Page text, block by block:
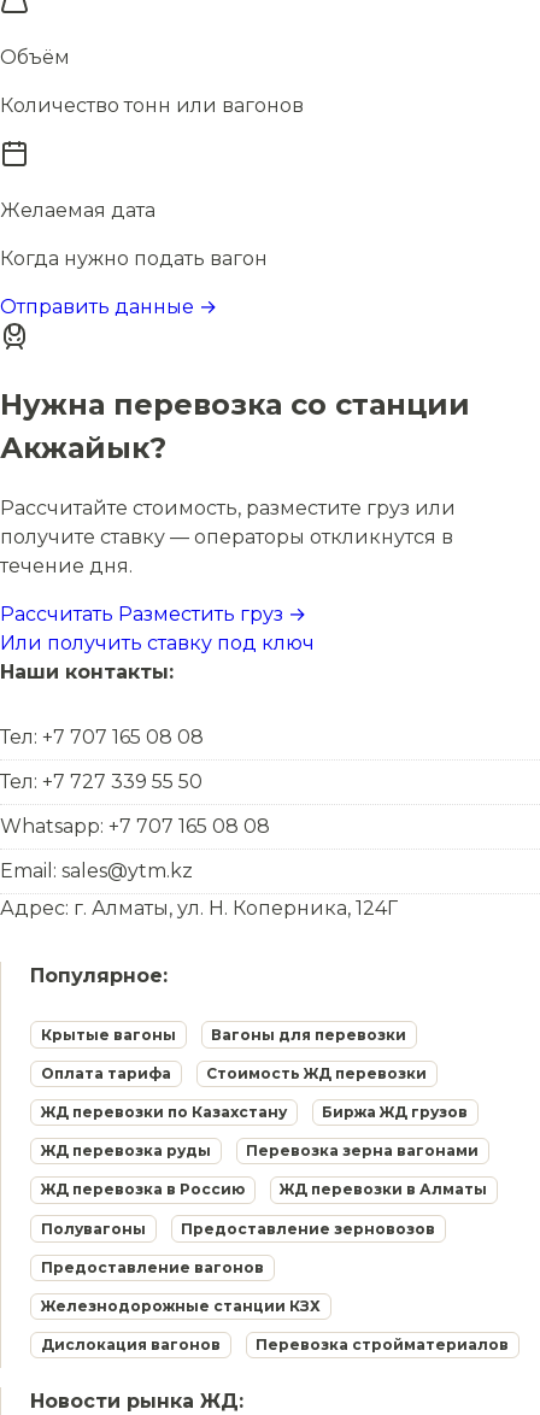
Объём
Количество тонн или вагонов
Желаемая дата
Когда нужно подать вагон
Отправить данные →
Нужна перевозка со станции
Акжайык?
Рассчитайте стоимость, разместите груз или
получите ставку — операторы откликнутся в
течение дня.
Рассчитать Разместить груз →
Или получить ставку под ключ
Наши контакты:
Тел: +7 707 165 08 08
Тел: +7 727 339 55 50
Whatsapp: +7 707 165 08 08
Email: sales@ytm.kz
Адрес: г. Алматы, ул. Н. Коперника, 124Г
Популярное:
Крытые вагоны Вагоны для перевозки
Оплата тарифа Стоимость ЖД перевозки
ЖД перевозки по Казахстану Биржа ЖД грузов
ЖД перевозка руды Перевозка зерна вагонами
ЖД перевозка в Россию ЖД перевозки в Алматы
Полувагоны Предоставление зерновозов
Предоставление вагонов
Железнодорожные станции КЗХ
Дислокация вагонов Перевозка стройматериалов
Новости рынка ЖД: